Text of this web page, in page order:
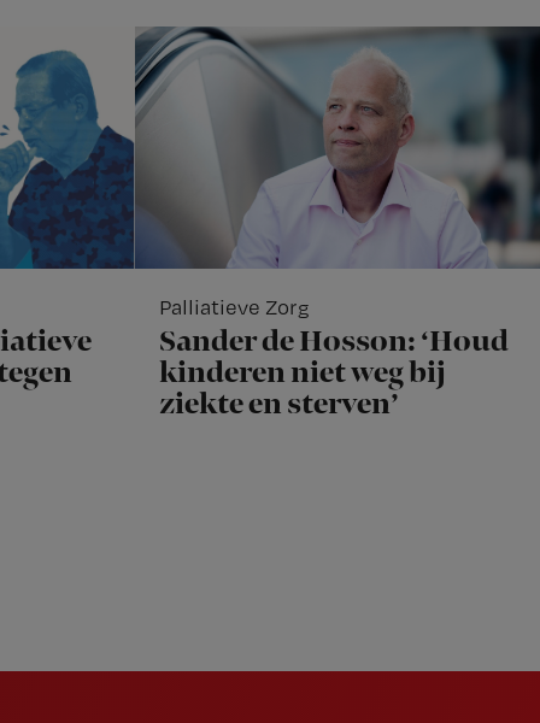
Palliatieve Zorg
Sander de Hosson: ‘Houd
kinderen niet weg bij
ziekte en sterven’